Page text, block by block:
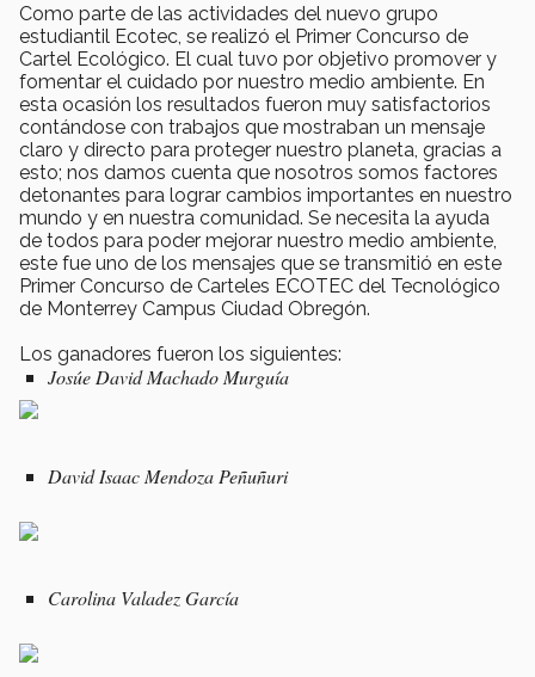
Como parte de las actividades del nuevo grupo
estudiantil Ecotec, se realizó el Primer Concurso de
Cartel Ecológico. El cual tuvo por objetivo promover y
fomentar el cuidado por nuestro medio ambiente. En
esta ocasión los resultados fueron muy satisfactorios
contándose con trabajos que mostraban un mensaje
claro y directo para proteger nuestro planeta, gracias a
esto; nos damos cuenta que nosotros somos factores
detonantes para lograr cambios importantes en nuestro
mundo y en nuestra comunidad. Se necesita la ayuda
de todos para poder mejorar nuestro medio ambiente,
este fue uno de los mensajes que se transmitió en este
Primer Concurso de Carteles ECOTEC del Tecnológico
de Monterrey Campus Ciudad Obregón.
Los ganadores fueron los siguientes:
Josúe David Machado Murguía
David Isaac Mendoza Peñuñuri
Carolina Valadez García